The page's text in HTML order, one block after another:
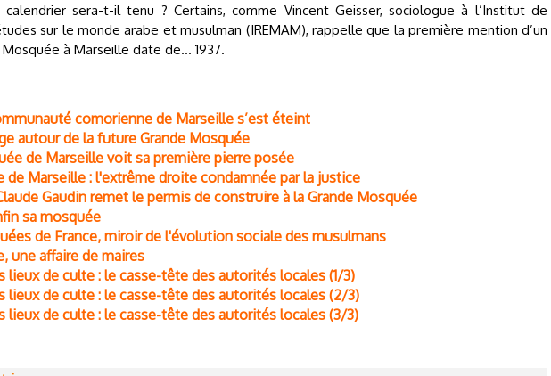
calendrier sera-t-il tenu ? Certains, comme Vincent Geisser, sociologue à l’Institut de
sur le monde arabe et musulman (IREMAM), rappelle que la première mention d’un
à Marseille date de… 1937.
comorienne de Marseille s’est éteint
autour de la future Grande Mosquée
de Marseille voit sa première pierre posée
de Marseille : l'extrême droite condamnée par la justice
Gaudin remet le permis de construire à la Grande Mosquée
sa mosquée
de France, miroir de l'évolution sociale des musulmans
une affaire de maires
lieux de culte : le casse-tête des autorités locales (1/3)
lieux de culte : le casse-tête des autorités locales (2/3)
lieux de culte : le casse-tête des autorités locales (3/3)